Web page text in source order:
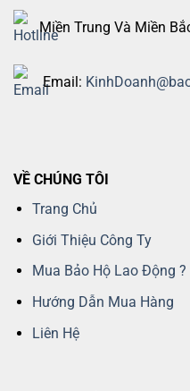
Miền Trung Và Miền
Email:
VỀ CHÚNG TÔI
Trang Chủ
Giới Thiệu Công Ty
Mua Bảo Hộ Lao Động ?
Hướng Dẫn Mua Hàng
Liên Hệ